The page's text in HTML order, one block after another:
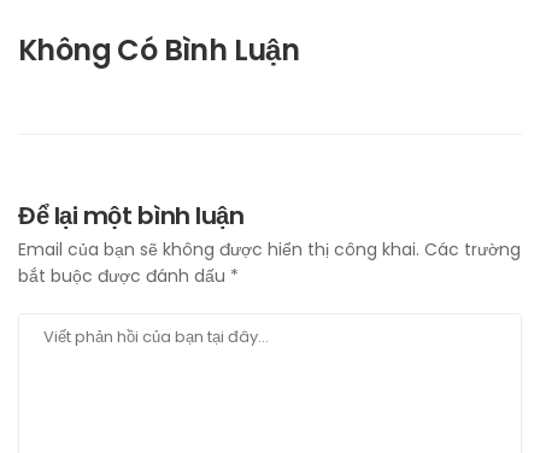
Không Có Bình Luận
Để lại một bình luận
Email của bạn sẽ không được hiển thị công khai. Các trường
bắt buộc được đánh dấu *